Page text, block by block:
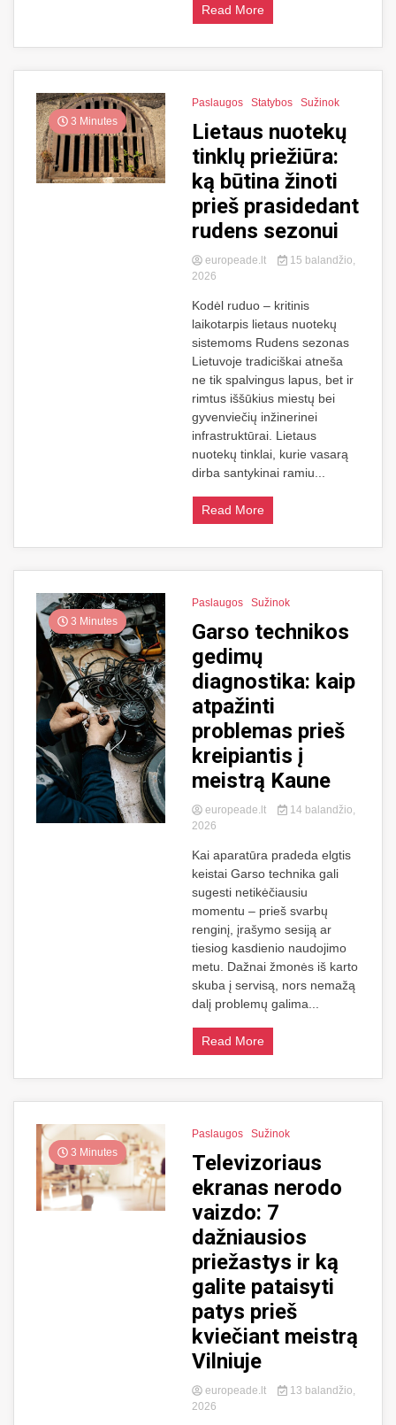
Read More
3 Minutes
Paslaugos Statybos Sužinok
Lietaus nuotekų
tinklų priežiūra:
ką būtina žinoti
prieš prasidedant
rudens sezonui
europeade.lt
15 balandžio,
2026
Kodėl ruduo – kritinis
laikotarpis lietaus nuotekų
sistemoms Rudens sezonas
Lietuvoje tradiciškai atneša
ne tik spalvingus lapus, bet ir
rimtus iššūkius miestų bei
gyvenviečių inžinerinei
infrastruktūrai. Lietaus
nuotekų tinklai, kurie vasarą
dirba santykinai ramiu...
Read More
3 Minutes
Paslaugos Sužinok
Garso technikos
gedimų
diagnostika: kaip
atpažinti
problemas prieš
kreipiantis į
meistrą Kaune
europeade.lt
14 balandžio,
2026
Kai aparatūra pradeda elgtis
keistai Garso technika gali
sugesti netikėčiausiu
momentu – prieš svarbų
renginį, įrašymo sesiją ar
tiesiog kasdienio naudojimo
metu. Dažnai žmonės iš karto
skuba į servisą, nors nemažą
dalį problemų galima...
Read More
3 Minutes
Paslaugos Sužinok
Televizoriaus
ekranas nerodo
vaizdo: 7
dažniausios
priežastys ir ką
galite pataisyti
patys prieš
kviečiant meistrą
Vilniuje
europeade.lt
13 balandžio,
2026